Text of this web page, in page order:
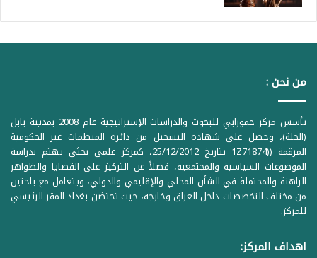
من نحن :
تأسس مركز حمورابي للبحوث والدراسات الإستراتيجية عام 2008 بمدينة بابل
(الحلة)، وحصل على شهادة التسجيل من دائرة المنظمات غير الحكومية
المرقمة ((1Z71874 بتاريخ 25/12/2012، كمركز علمي بحثي يهتم بدراسة
الموضوعات السياسية والمجتمعية، فضلاً عن التركيز على القضايا والظواهر
الراهنة والمحتملة في الشأن المحلي والإقليمي والدولي، ويتعامل مع باحثين
من مختلف التخصصات داخل العراق وخارجه، حيث تحتضن بغداد المقر الرئيسي
للمركز.
اهداف المركز: